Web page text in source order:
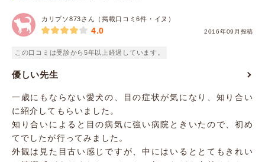
カリプソ873さん（掲載口コミ6件・イヌ）
2016年09月投稿
4.0
この口コミは受診から5年以上経過しています。
優しい先生
一歳にもならない愛犬の、目の症状が気になり、知り合い
に紹介してもらいました。
知り合いによると目の病気に強い病院ときいたので、初め
てでしたが行ってみました。
外観は見た目古い感じですが、中にはいるととてもきれい